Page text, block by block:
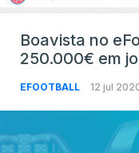
Boavista no
250.000€ em
EFOOTBALL 12 jul